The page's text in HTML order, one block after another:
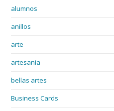
alumnos
anillos
arte
artesania
bellas artes
Business Cards